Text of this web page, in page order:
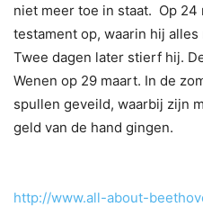
niet meer toe in staat. Op 24
testament op, waarin hij
Twee dagen later stierf hij.
Wenen op 29 maart. In de
spullen geveild, waarbij zijn
geld van de hand gingen.
http://www.all-about-